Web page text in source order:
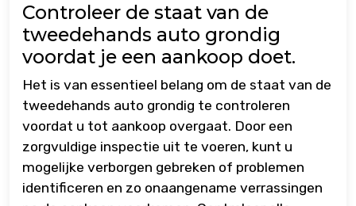
Controleer de staat van de
tweedehands auto grondig
voordat je een aankoop doet.
Het is van essentieel belang om de staat van de
tweedehands auto grondig te controleren
voordat u tot aankoop overgaat. Door een
zorgvuldige inspectie uit te voeren, kunt u
mogelijke verborgen gebreken of problemen
identificeren en zo onaangename verrassingen